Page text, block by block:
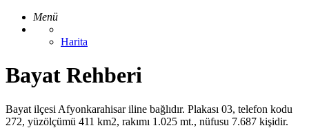
Menü
Harita
Bayat Rehberi
Bayat ilçesi Afyonkarahisar iline bağlıdır. Plakası 03, telefon kodu
272, yüzölçümü 411 km2, rakımı 1.025 mt., nüfusu 7.687 kişidir.